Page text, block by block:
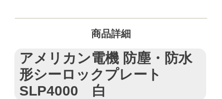
商品詳細
アメリカン電機 防塵・防水
形シーロックプレート
SLP4000 白